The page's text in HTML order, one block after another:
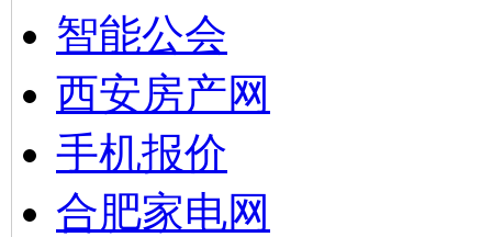
智能公会
西安房产网
手机报价
合肥家电网